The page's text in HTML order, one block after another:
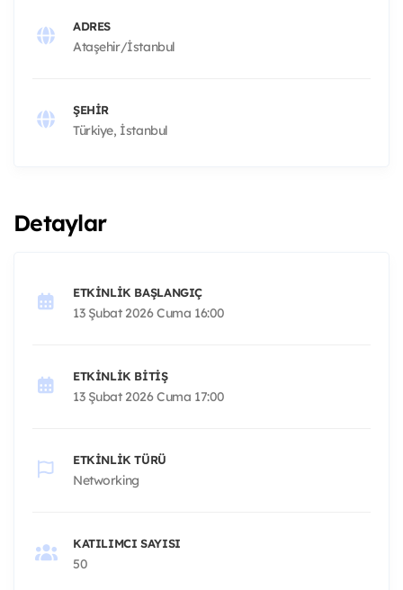
ADRES
Ataşehir/İstanbul
ŞEHIR
Türkiye, İstanbul
Detaylar
ETKINLIK BAŞLANGIÇ
13 Şubat 2026 Cuma 16:00
ETKINLIK BITIŞ
13 Şubat 2026 Cuma 17:00
ETKINLIK TÜRÜ
Networking
KATILIMCI SAYISI
50